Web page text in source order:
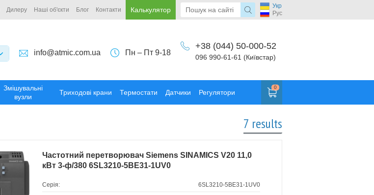
Дилеру Наші об'єкти Блог Контакти Калькулятор
Укр
Рус
info@atmic.com.ua Пн – Пт 9-18
+38 (044) 50-000-52
096 990-61-61 (Київстар)
Змішувальні
вузли
Триходові крани Термостати Датчики Регулятори
0
7 results
Частотний перетворювач Siemens SINAMICS V20 11,0
кВт 3-ф/380 6SL3210-5BE31-1UV0
Серія: 6SL3210-5BE31-1UV0